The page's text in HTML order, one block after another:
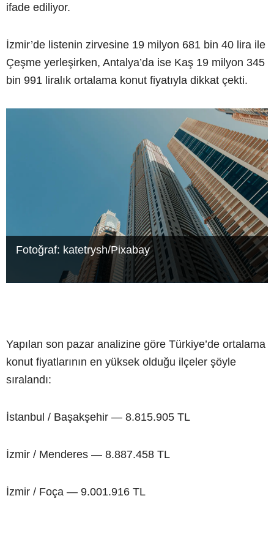
ifade ediliyor.
İzmir’de listenin zirvesine 19 milyon 681 bin 40 lira ile
Çeşme yerleşirken, Antalya’da ise Kaş 19 milyon 345
bin 991 liralık ortalama konut fiyatıyla dikkat çekti.
Fotoğraf: katetrysh/Pixabay
Yapılan son pazar analizine göre Türkiye’de ortalama
konut fiyatlarının en yüksek olduğu ilçeler şöyle
sıralandı:
İstanbul / Başakşehir — 8.815.905 TL
İzmir / Menderes — 8.887.458 TL
İzmir / Foça — 9.001.916 TL